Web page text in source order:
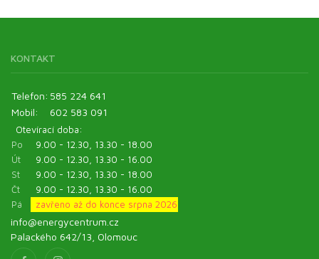
KONTAKT
Telefon: 585 224 641
Mobil:
602 583 091
Otevírací doba:
Po
9.00 - 12.30, 13.30 - 18.00
Út
9.00 - 12.30, 13.30 - 16.00
St
9.00 - 12.30, 13.30 - 18.00
Čt
9.00 - 12.30, 13.30 - 16.00
Pá
zavřeno až do konce srpna 2026
info@energycentrum.cz
Palackého 642/13, Olomouc